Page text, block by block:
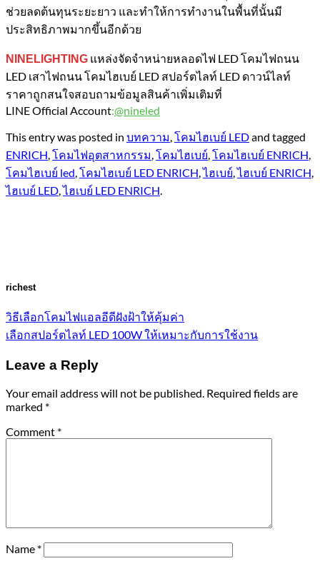
ช่วยลดต้นทุนระยะยาว และทำให้การทำงานในพื้นที่นั้นมี
ประสิทธิภาพมากขึ้นอีกด้วย
NINELIGHTING แหล่งจัดจำหน่ายหลอดไฟ LED โคมไฟถนน
LED เสาไฟถนน โคมไฮเบย์ LED สปอร์ตไลท์ LED ดาวน์ไลท์
ราคาถูกสนใจสอบถามข้อมูลสินค้าเพิ่มเติมที่
LINE Official Account:@nineled
This entry was posted in บทความ โคมไฮเบย์ LEDand tagged
ENRICH โคมไฟอุตสาหกรรม โคมไฮเบย์ โคมไฮเบย์ ENRICH
โคมไฮเบย์ led โคมไฮเบย์ LED ENRICH ,ไฮเบย์ ,ไฮเบย์ ENRICH
ไฮเบย์ LED ,ไฮเบย์ LED ENRICH
richest
วิธีเลือกโคมไฟแอลอีดีฝังฝ้าให้คุ้มค่า
เลือกสปอร์ตไลท์ LED 100W ให้เหมาะกับการใช้งาน
Leave a Reply
Your email address will not be published. Required fields are
marked *
Comment *
Name *